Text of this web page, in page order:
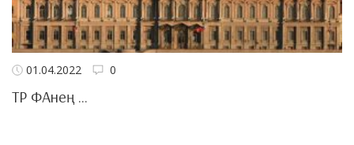
01.04.2022 0
ТР ФАнең ...